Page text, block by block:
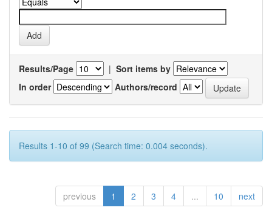
Results/Page | Sort items by
In order
Authors/record
Results 1-10 of 99 (Search time: 0.004 seconds).
previous 1 2 3 4 ... 10 next